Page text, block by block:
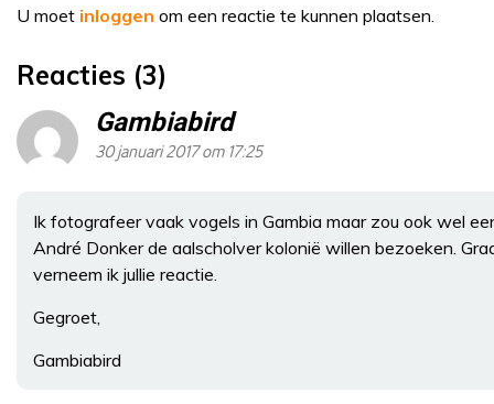
U moet inloggen om een reactie te kunnen plaatsen.
Reacties (3)
Gambiabird
30 januari 2017 om 17:25
Ik fotografeer vaak vogels in Gambia maar zou ook wel
André Donker de aalscholver kolonië willen bezoeken.
verneem ik jullie reactie.
Gegroet,
Gambiabird